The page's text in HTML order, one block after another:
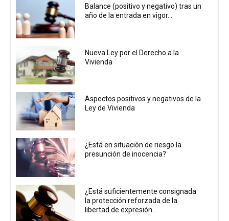
Balance (positivo y negativo) tras un
año de la entrada en vigor...
Nueva Ley por el Derecho a la
Vivienda
Aspectos positivos y negativos de la
Ley de Vivienda
¿Está en situación de riesgo la
presunción de inocencia?
¿Está suficientemente consignada
la protección reforzada de la
libertad de expresión...